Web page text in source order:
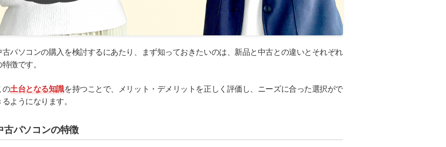
古パソコンの購入を検討するにあたり、まず知っておきたいのは、新品と中古との違いとそれぞれ
徴です。
の土台となる知識を持つことで、メリット・デメリットを正しく評価し、ニーズに合った選択がで
ようになります。
古パソコンの特徴